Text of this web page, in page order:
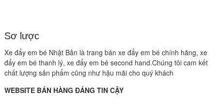
Sơ lược
Xe đẩy em bé Nhật Bản là trang bán xe đẩy em bé chính hãng, xe
đẩy em bé thanh lý, xe đẩy em bé second hand.Chúng tôi cam kết
chất lượng sản phẩm cũng như hậu mãi cho quý khách
WEBSITE BÁN HÀNG ĐÁNG TIN CẬY